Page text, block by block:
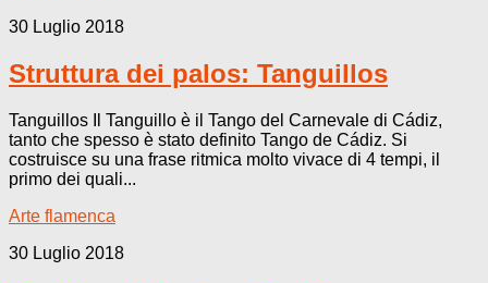
30 Luglio 2018
Struttura dei palos: Tanguillos
Tanguillos Il Tanguillo è il Tango del Carnevale di Cádiz,
tanto che spesso è stato definito Tango de Cádiz. Si
costruisce su una frase ritmica molto vivace di 4 tempi, il
primo dei quali...
Arte flamenca
30 Luglio 2018